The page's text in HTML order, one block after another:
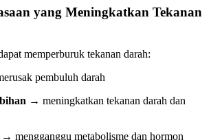
yang Meningkatkan Tekanan
memperburuk tekanan darah:
pembuluh darah
→ meningkatkan tekanan darah dan
→ mengganggu metabolisme dan hormon